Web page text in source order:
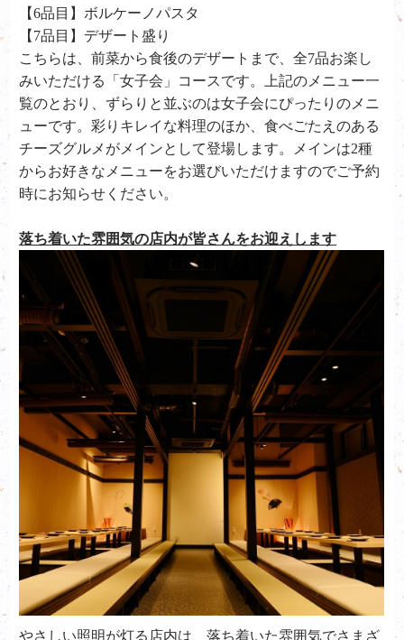
【6品目】ボルケーノパスタ
【7品目】デザート盛り
こちらは、前菜から食後のデザートまで、全7品お楽し
みいただける「女子会」コースです。上記のメニュー一
覧のとおり、ずらりと並ぶのは女子会にぴったりのメニ
ューです。彩りキレイな料理のほか、食べごたえのある
チーズグルメがメインとして登場します。メインは2種
からお好きなメニューをお選びいただけますのでご予約
時にお知らせください。
落ち着いた雰囲気の店内が皆さんをお迎えします
やさしい照明が灯る店内は、落ち着いた雰囲気でさまざ